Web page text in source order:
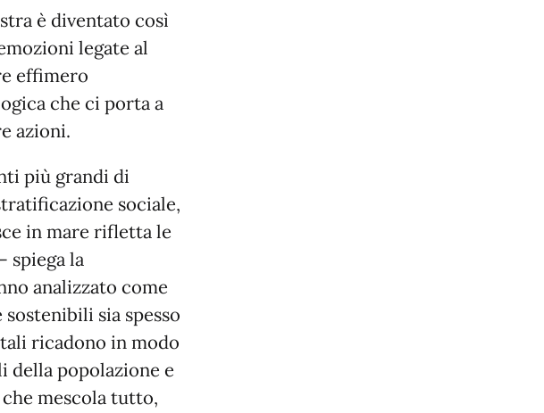
è diventato così
legate al
effimero
che ci porta a
azioni.
più grandi di
sociale,
in mare rifletta le
spiega la
analizzato come
sia spesso
ricadono in modo
della popolazione e
mescola tutto,